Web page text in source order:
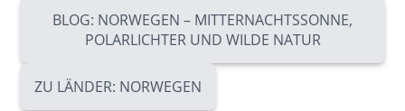
BLOG: NORWEGEN – MITTERNACHTSSONNE,
POLARLICHTER UND WILDE NATUR
ZU LÄNDER: NORWEGEN